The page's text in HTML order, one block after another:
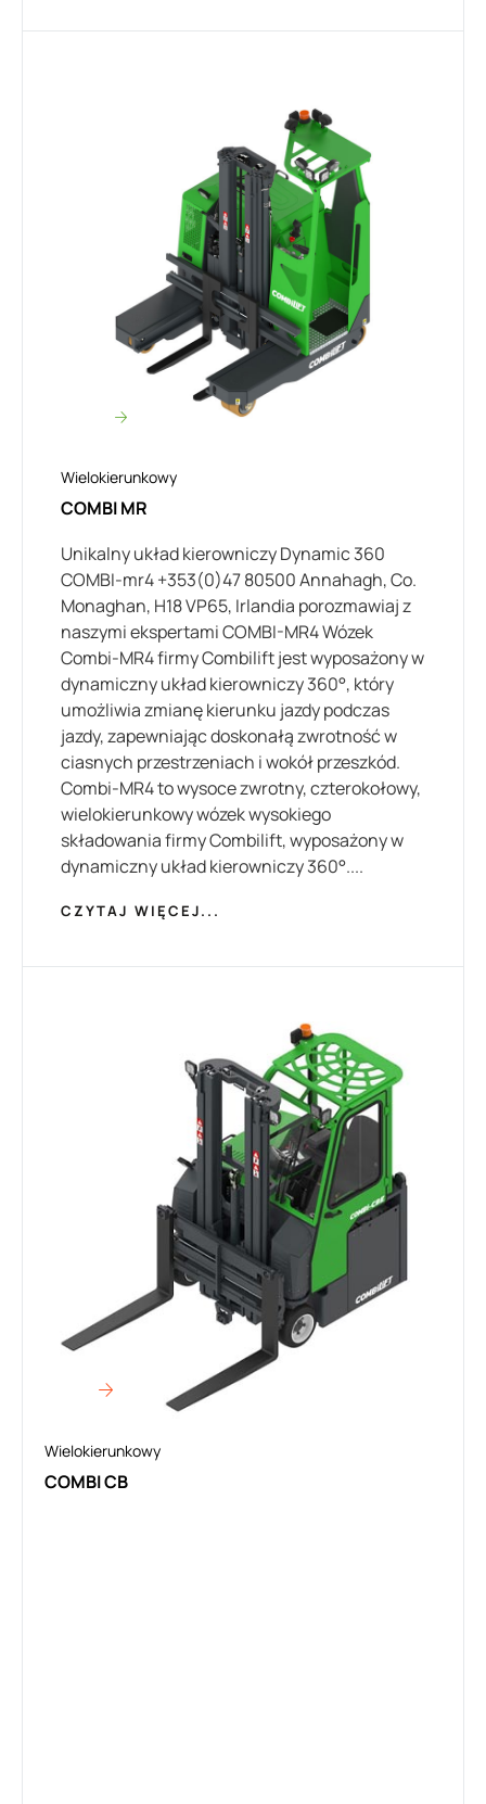
Wielokierunkowy
COMBI MR
Unikalny układ kierowniczy Dynamic 360
COMBI-mr4 +353(0)47 80500 Annahagh, Co.
Monaghan, H18 VP65, Irlandia porozmawiaj z
naszymi ekspertami COMBI-MR4 Wózek
Combi-MR4 firmy Combilift jest wyposażony w
dynamiczny układ kierowniczy 360°, który
umożliwia zmianę kierunku jazdy podczas
jazdy, zapewniając doskonałą zwrotność w
ciasnych przestrzeniach i wokół przeszkód.
Combi-MR4 to wysoce zwrotny, czterokołowy,
wielokierunkowy wózek wysokiego
składowania firmy Combilift, wyposażony w
dynamiczny układ kierowniczy 360°....
CZYTAJ WIĘCEJ...
Wielokierunkowy
COMBI CB